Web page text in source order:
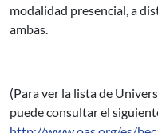
modalidad presencial, a
ambas.
(Para ver la lista de
puede consultar el